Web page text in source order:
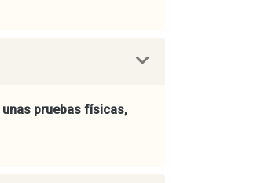
unas pruebas físicas,